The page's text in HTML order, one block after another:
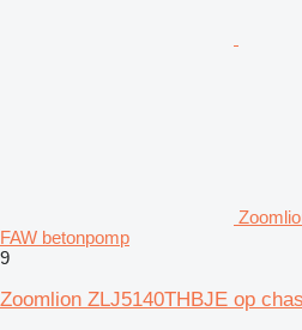
FAW betonpomp
9
Zoomlion ZLJ5140THBJE op